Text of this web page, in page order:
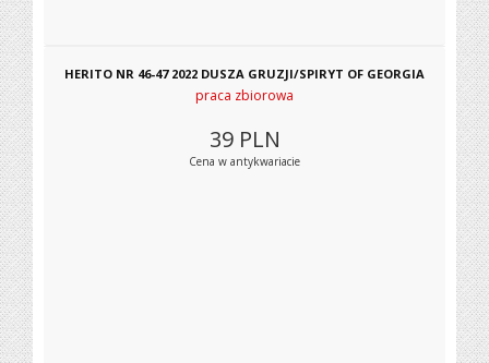
HERITO NR 46-47 2022 DUSZA GRUZJI/SPIRYT OF GEORGIA
praca zbiorowa
39 PLN
Cena w antykwariacie